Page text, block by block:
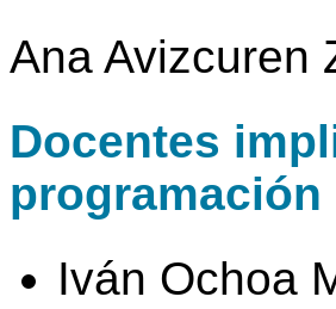
Ana Avizcuren
Docentes
programación
Iván Ochoa